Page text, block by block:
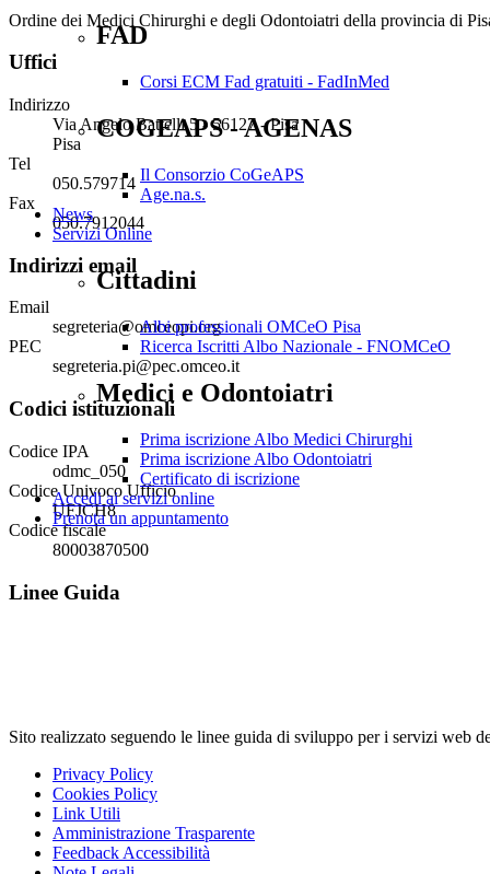
FAD
Corsi ECM Fad gratuiti - FadInMed
COGEAPS - AGENAS
Il Consorzio CoGeAPS
Age.na.s.
News
Servizi Online
Cittadini
Albi professionali OMCeO Pisa
Ricerca Iscritti Albo Nazionale - FNOMCeO
Medici e Odontoiatri
Prima iscrizione Albo Medici Chirurghi
Prima iscrizione Albo Odontoiatri
Certificato di iscrizione
Accedi ai servizi online
Prenota un appuntamento
Ordine dei Medici Chirurghi e degli Odontoiatri della provincia di
Uffici
Indirizzo
Via Angelo Battelli 5 - 56127 - Pisa
Pisa
Tel
050.579714
Fax
050.7912044
Indirizzi email
Email
segreteria@omceopi.org
PEC
segreteria.pi@pec.omceo.it
Codici istituzionali
Codice IPA
odmc_050
Codice Univoco Ufficio
UFJCH8
Codice fiscale
80003870500
Linee Guida
Sito realizzato seguendo le linee guida di sviluppo per i servizi
Privacy Policy
Cookies Policy
Link Utili
Amministrazione Trasparente
Feedback Accessibilità